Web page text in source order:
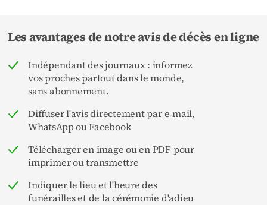
Les avantages de notre avis de décès en ligne
Indépendant des journaux : informez
vos proches partout dans le monde,
sans abonnement.
Diffuser l'avis directement par e‑mail,
WhatsApp ou Facebook
Télécharger en image ou en PDF pour
imprimer ou transmettre
Indiquer le lieu et l'heure des
funérailles et de la cérémonie d'adieu